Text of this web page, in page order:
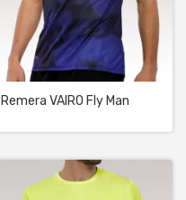
Remera VAIRO Fly Man